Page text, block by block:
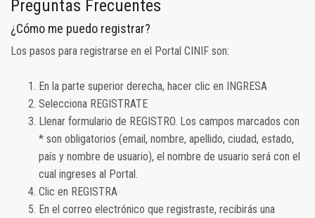
Preguntas Frecuentes
¿Cómo me puedo registrar?
Los pasos para registrarse en el Portal CINIF son:
En la parte superior derecha, hacer clic en INGRESA
Selecciona REGISTRATE
Llenar formulario de REGISTRO. Los campos marcados con
* son obligatorios (email, nombre, apellido, ciudad, estado,
país y nombre de usuario), el nombre de usuario será con el
cual ingreses al Portal.
Clic en REGISTRA
En el correo electrónico que registraste, recibirás una